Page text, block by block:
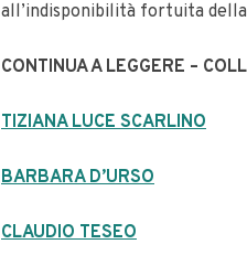
all’indisponibilità fortuita della
CONTINUA A LEGGERE –
TIZIANA LUCE SCARLINO
BARBARA D’URSO
CLAUDIO TESEO